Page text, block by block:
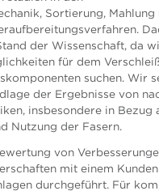
Sortierung, Mahlung
der Wissenschaft, da
für dem
suchen. Wir
der Ergebnisse von
insbesondere in Bezug
Nutzung der Fasern.
von
mit einem Kunden
durchgeführt. Für